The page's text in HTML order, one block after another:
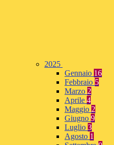
2025
Gennaio 16
Febbraio 5
Marzo 2
Aprile 4
Maggio 2
Giugno 9
Luglio 3
Agosto 1